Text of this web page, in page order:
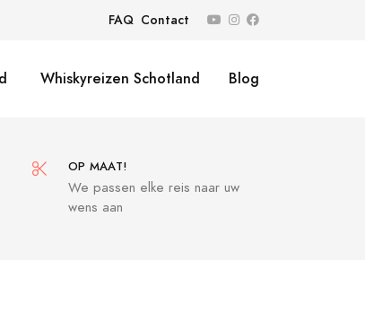
FAQ Contact
Whiskyreizen Schotland Blog
OP MAAT!
We passen elke reis naar uw
wens aan